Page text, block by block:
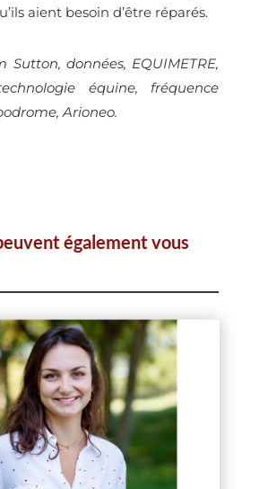
aient besoin d’être réparés.
Sutton, données, EQUIMETRE,
équine, fréquence
Arioneo.
également vous